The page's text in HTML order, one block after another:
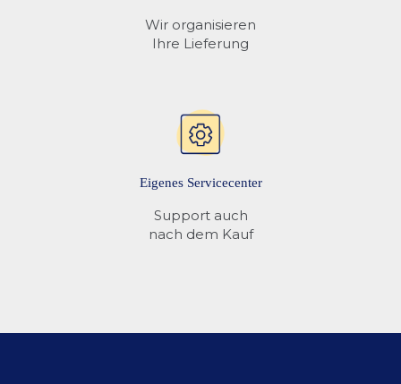
Wir organisieren
Ihre Lieferung
Eigenes Servicecenter
Support auch
nach dem Kauf